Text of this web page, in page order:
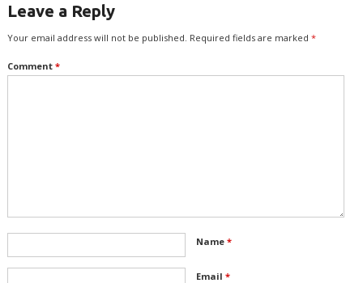
Leave a Reply
Your email address will not be published. Required fields are marked *
Comment *
Name *
Email *